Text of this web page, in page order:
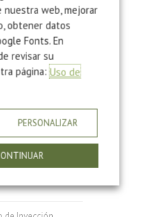
web, mejorar
obtener datos
Fonts. En
revisar su
página:Uso de
PERSONALIZAR